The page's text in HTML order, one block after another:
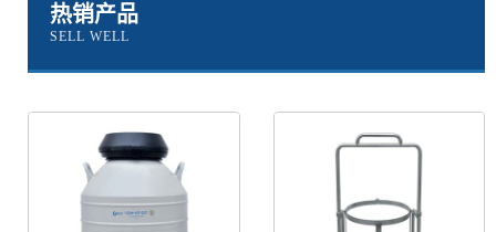
热销产品
SELL WELL